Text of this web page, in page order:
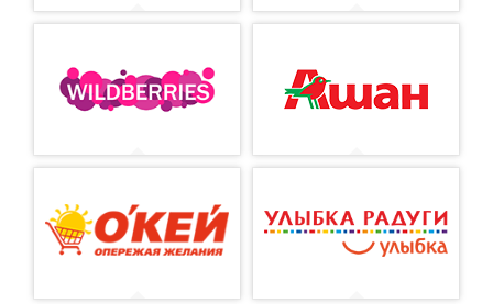
ГДЕ КУПИТЬ?
КОНТАКТЫ